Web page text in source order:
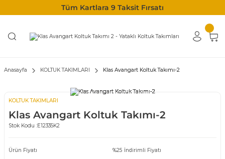
Tüm Kartlara 9 Taksit Fırsatı
Anasayfa KOLTUK TAKIMLARI Klas Avangart Koltuk Takımı-2
KOLTUK TAKIMLARI
Klas Avangart Koltuk Takımı-2
Stok Kodu :E12335K2
Ürün Fiyatı %25 İndirimli Fiyatı